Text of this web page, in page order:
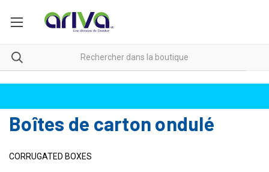
Boîtes de carton ondulé
CORRUGATED BOXES